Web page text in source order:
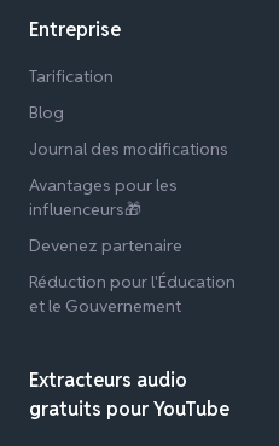
Entreprise
Tarification
Blog
Journal des modifications
Avantages pour les
influenceurs🎁
Devenez partenaire
Réduction pour l'Éducation
et le Gouvernement
Extracteurs audio
gratuits pour YouTube